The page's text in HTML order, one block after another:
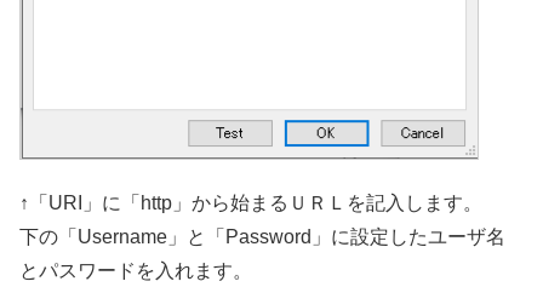
↑「URI」に「http」から始まるＵＲＬを記入します。
下の「Username」と「Password」に設定したユーザ名
とパスワードを入れます。